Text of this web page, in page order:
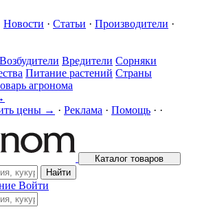
Новости · Статьи · Производители ·
Возбудители Вредители Сорняки
Питание растений Страны
агронома
цены → · Реклама · Помощь · ·
Каталог товаров
Найти
Войти